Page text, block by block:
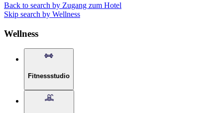
Back to search by Zugang zum Hotel
Skip search by Wellness
Wellness
Fitnessstudio